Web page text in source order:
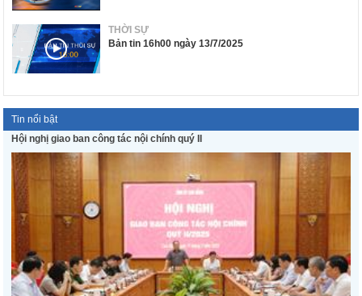
THỜI SỰ
Bản tin 16h00 ngày 13/7/2025
Tin nổi bật
Hội nghị giao ban công tác nội chính quý II